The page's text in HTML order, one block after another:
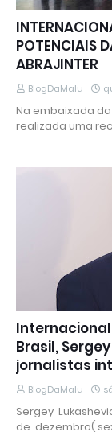
POTENCIAIS
ABRAJINTER
BlogDaMalu
Na embaixada
realizada uma
Brasil,
jornalistas
BlogDaMalu
Sergey
de dezembro(